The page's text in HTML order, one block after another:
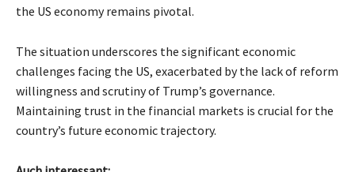
the US economy remains pivotal.
The situation underscores the significant economic
challenges facing the US, exacerbated by the lack of reform
willingness and scrutiny of Trump’s governance.
Maintaining trust in the financial markets is crucial for the
country’s future economic trajectory.